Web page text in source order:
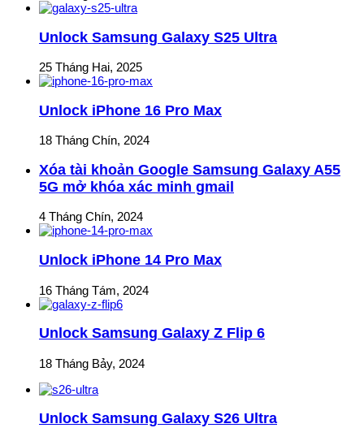
Unlock Samsung Galaxy S25 Ultra
25 Tháng Hai, 2025
Unlock iPhone 16 Pro Max
18 Tháng Chín, 2024
Xóa tài khoản Google Samsung Galaxy A55
5G mở khóa xác minh gmail
4 Tháng Chín, 2024
Unlock iPhone 14 Pro Max
16 Tháng Tám, 2024
Unlock Samsung Galaxy Z Flip 6
18 Tháng Bảy, 2024
Unlock Samsung Galaxy S26 Ultra